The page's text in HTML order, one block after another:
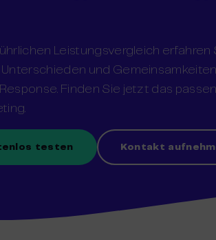
Leistungsvergleich erfahren
und
Finden Sie jetzt das
testen Kontakt